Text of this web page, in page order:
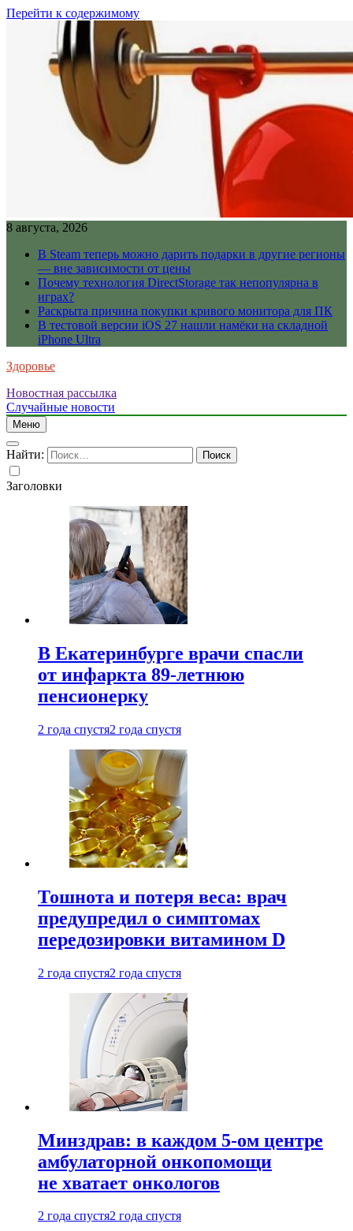
Перейти к содержимому
8 августа, 2026
В Steam теперь можно дарить подарки в другие регионы
— вне зависимости от цены
Почему технология DirectStorage так непопулярна в
играх?
Раскрыта причина покупки кривого монитора для ПК
В тестовой версии iOS 27 нашли намёки на складной
iPhone Ultra
Здоровье
Новостная рассылка
Случайные новости
Меню
Найти:
Заголовки
В Екатеринбурге врачи спасли
от инфаркта 89-летнюю
пенсионерку
2 года спустя2 года спустя
Тошнота и потеря веса: врач
предупредил о симптомах
передозировки витамином D
2 года спустя2 года спустя
Минздрав: в каждом 5-ом центре
амбулаторной онкопомощи
не хватает онкологов
2 года спустя2 года спустя